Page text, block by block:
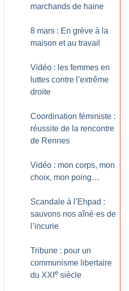
marchands de haine
8 mars : En grève à la
maison et au travail
Vidéo : les femmes en
luttes contre l’extrême
droite
Coordination féministe :
réussite de la rencontre
de Rennes
Vidéo : mon corps, mon
choix, mon poing…
Scandale à l’Ehpad :
sauvons nos aîné·es de
l’incurie
Tribune : pour un
communisme libertaire
du XXI e siècle